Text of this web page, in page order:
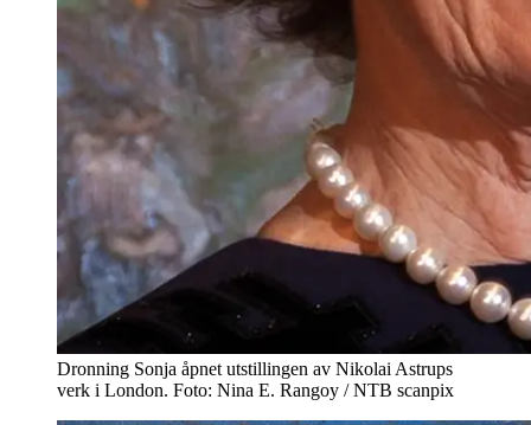
Dronning Sonja åpnet utstillingen av Nikolai Astrups
verk i London. Foto: Nina E. Rangoy / NTB scanpix